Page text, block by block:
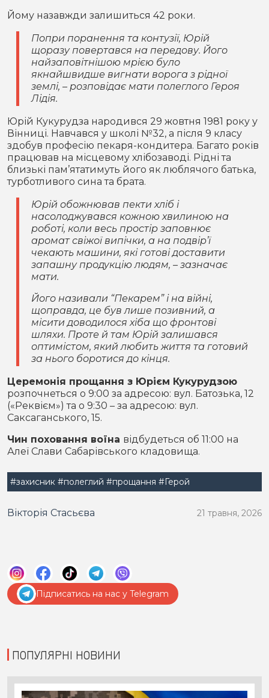
Йому назавжди залишиться 42 роки.
Попри поранення та контузії, Юрій
щоразу повертався на передову. Його
найзаповітнішою мрією було
якнайшвидше вигнати ворога з рідної
землі, – розповідає мати полеглого Героя
Лідія.
Юрій Кукурудза народився 29 жовтня 1981 року у
Вінниці. Навчався у школі №32, а після 9 класу
здобув професію пекаря-кондитера. Багато років
працював на місцевому хлібозаводі. Рідні та
близькі пам’ятатимуть його як люблячого батька,
турботливого сина та брата.
Юрій обожнював пекти хліб і
насолоджувався кожною хвилиною на
роботі, коли весь простір заповнює
аромат свіжої випічки, а на подвір’ї
чекають машини, які готові доставити
запашну продукцію людям, – зазначає
мати.
Його називали “Пекарем” і на війні,
щоправда, це був лише позивний, а
місити доводилося хіба що фронтові
шляхи. Проте й там Юрій залишався
оптимістом, який любить життя та готовий
за нього боротися до кінця.
Церемонія прощання з Юрієм Кукурудзою
розпочнеться о 9:00 за адресою: вул. Батозька, 12
(«Реквієм») та о 9:30 – за адресою: вул.
Саксаганського, 15.
Чин поховання воїна відбудеться об 11:00 на
Алеї Слави Сабарівського кладовища.
#захисник #полеглий #прощання #Герой
Вікторія Стасьєва 21 травня, 2026
Підписатись на нас у Telegram
ПОПУЛЯРНІ НОВИНИ